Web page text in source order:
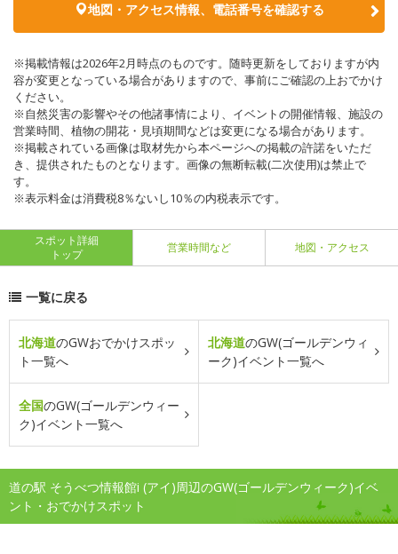
地図・アクセス情報、電話番号を確認する
※掲載情報は2026年2月時点のものです。随時更新をしておりますが内
容が変更となっている場合がありますので、事前にご確認の上おでかけ
ください。
※自然災害の影響やその他諸事情により、イベントの開催情報、施設の
営業時間、植物の開花・見頃期間などは変更になる場合があります。
※掲載されている画像は取材先から本ページへの掲載の許諾をいただ
き、提供されたものとなります。画像の無断転載(二次使用)は禁止で
す。
※表示料金は消費税8％ないし10％の内税表示です。
スポット詳細
トップ
営業時間など 地図・アクセス
一覧に戻る
北海道のGWおでかけスポッ
ト一覧へ
北海道のGW(ゴールデンウィ
ーク)イベント一覧へ
全国のGW(ゴールデンウィー
ク)イベント一覧へ
道の駅 そうべつ情報館i (アイ)周辺のGW(ゴールデンウィーク)イベ
ント・おでかけスポット